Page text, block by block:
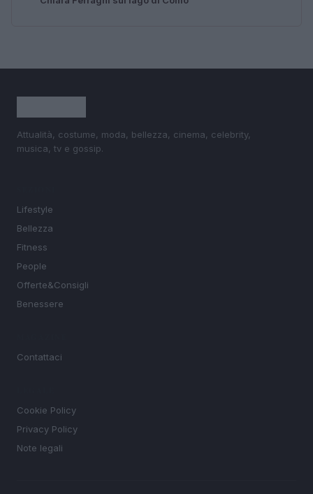
Attualità, costume, moda, bellezza, cinema, celebrity,
musica, tv e gossip.
Lifestyle
Bellezza
Fitness
People
Offerte&Consigli
Benessere
Contattaci
Cookie Policy
Privacy Policy
Note legali